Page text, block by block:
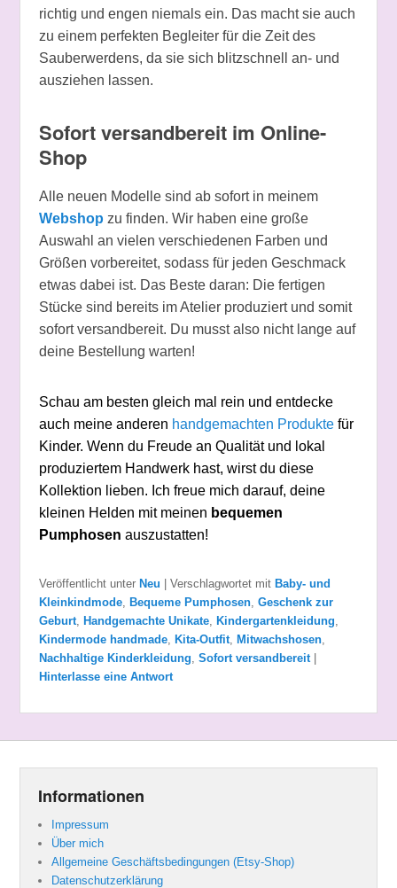
richtig und engen niemals ein. Das macht sie auch
zu einem perfekten Begleiter für die Zeit des
Sauberwerdens, da sie sich blitzschnell an- und
ausziehen lassen.
Sofort versandbereit im Online-
Shop
Alle neuen Modelle sind ab sofort in meinem
Webshop zu finden. Wir haben eine große
Auswahl an vielen verschiedenen Farben und
Größen vorbereitet, sodass für jeden Geschmack
etwas dabei ist. Das Beste daran: Die fertigen
Stücke sind bereits im Atelier produziert und somit
sofort versandbereit. Du musst also nicht lange auf
deine Bestellung warten!
Schau am besten gleich mal rein und entdecke
auch meine anderen handgemachten Produktefür
Kinder. Wenn du Freude an Qualität und lokal
produziertem Handwerk hast, wirst du diese
Kollektion lieben. Ich freue mich darauf, deine
kleinen Helden mit meinen bequemen
Pumphosen auszustatten!
Veröffentlicht unter Neu | Verschlagwortet mit Baby- und
Kleinkindmode, Bequeme Pumphosen, Geschenk zur
Geburt, Handgemachte Unikate, Kindergartenkleidung
Kindermode handmade, Kita-Outfit, Mitwachshosen,
Nachhaltige Kinderkleidung Sofort versandbereit |
Hinterlasse eine Antwort
Informationen
Impressum
Über mich
Allgemeine Geschäftsbedingungen (Etsy-Shop)
Datenschutzerklärung